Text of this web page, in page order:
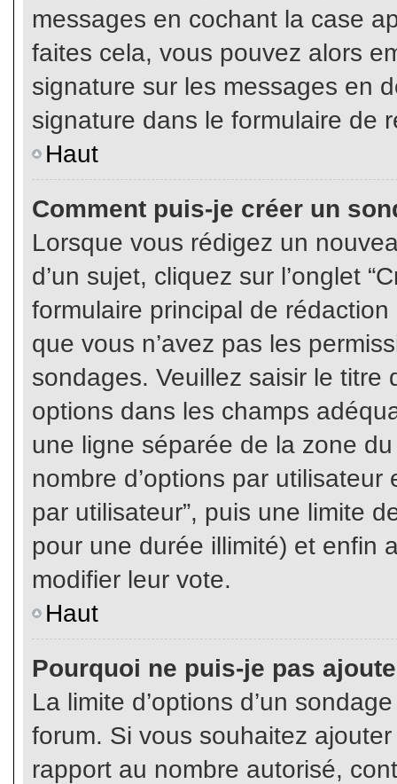
messages en cochant la case
faites cela, vous pouvez alors
signature sur les messages en
signature dans le formulaire de
Haut
Comment puis-je créer un
Lorsque vous rédigez un
d’un sujet, cliquez sur l’onglet
formulaire principal de
que vous n’avez pas les
sondages. Veuillez saisir le
options dans les champs
une ligne séparée de la zone
nombre d’options par
par utilisateur”, puis une limite
pour une durée illimité) et enfin
modifier leur vote.
Haut
Pourquoi ne puis-je pas
La limite d’options d’un
forum. Si vous souhaitez
rapport au nombre autorisé,